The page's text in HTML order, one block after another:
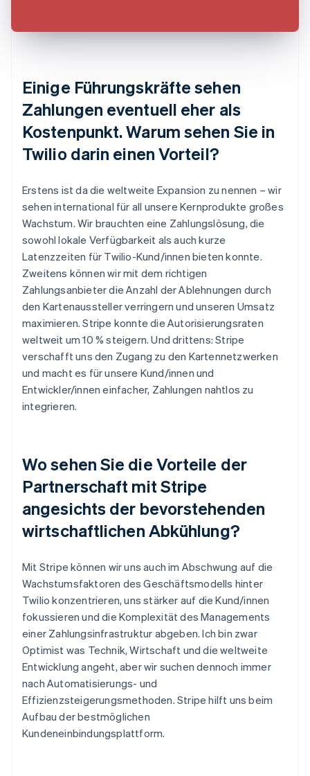
Einige Führungskräfte sehen
Zahlungen eventuell eher als
Kostenpunkt. Warum sehen Sie in
Twilio darin einen Vorteil?
Erstens ist da die weltweite Expansion zu nennen – wir
sehen international für all unsere Kernprodukte großes
Wachstum. Wir brauchten eine Zahlungslösung, die
sowohl lokale Verfügbarkeit als auch kurze
Latenzzeiten für Twilio-Kund/innen bieten konnte.
Zweitens können wir mit dem richtigen
Zahlungsanbieter die Anzahl der Ablehnungen durch
den Kartenaussteller verringern und unseren Umsatz
maximieren. Stripe konnte die Autorisierungsraten
weltweit um 10 % steigern. Und drittens: Stripe
verschafft uns den Zugang zu den Kartennetzwerken
und macht es für unsere Kund/innen und
Entwickler/innen einfacher, Zahlungen nahtlos zu
integrieren.
Wo sehen Sie die Vorteile der
Partnerschaft mit Stripe
angesichts der bevorstehenden
wirtschaftlichen Abkühlung?
Mit Stripe können wir uns auch im Abschwung auf die
Wachstumsfaktoren des Geschäftsmodells hinter
Twilio konzentrieren, uns stärker auf die Kund/innen
fokussieren und die Komplexität des Managements
einer Zahlungsinfrastruktur abgeben. Ich bin zwar
Optimist was Technik, Wirtschaft und die weltweite
Entwicklung angeht, aber wir suchen dennoch immer
nach Automatisierungs- und
Effizienzsteigerungsmethoden. Stripe hilft uns beim
Aufbau der bestmöglichen
Kundeneinbindungsplattform.